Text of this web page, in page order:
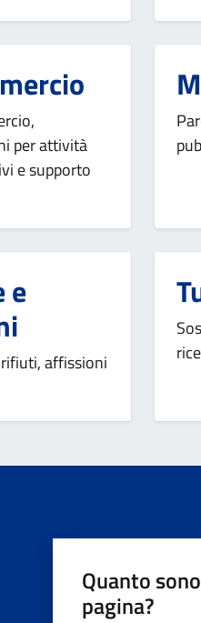
per attività
e supporto
e
affissioni
Quanto
pagina?